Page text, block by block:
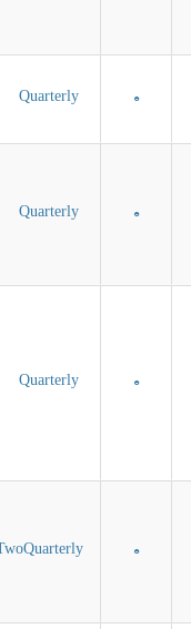
0
Quarterly
0
Quarterly
0
Quarterly
0
TwoQuarterly